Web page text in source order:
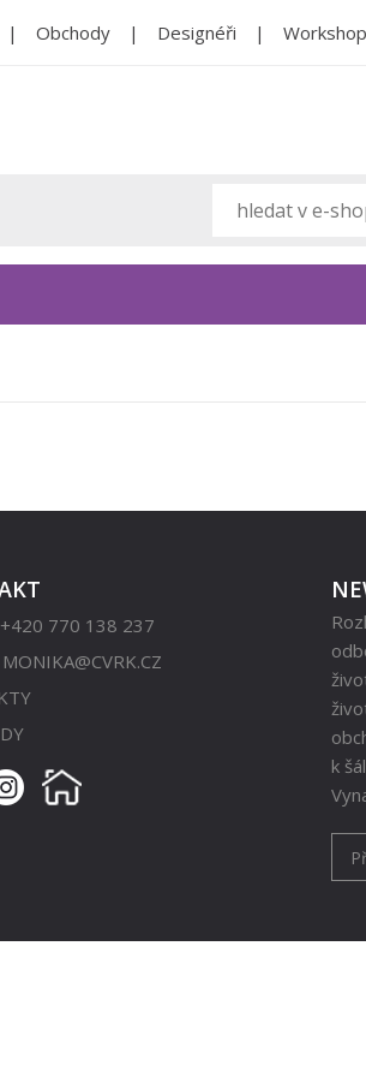
Obchody Designéři
770 138 237
MONIKA@CVRK.CZ
k